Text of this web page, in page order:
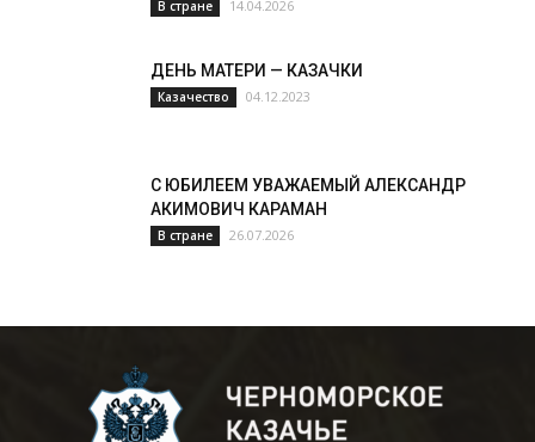
В стране 14.04.2026
ДЕНЬ МАТЕРИ — КАЗАЧКИ
Казачество 04.12.2023
С ЮБИЛЕЕМ УВАЖАЕМЫЙ АЛЕКСАНДР
АКИМОВИЧ КАРАМАН
В стране 26.07.2026